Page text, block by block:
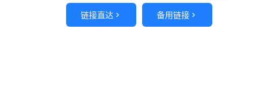
链接直达  备用链接 